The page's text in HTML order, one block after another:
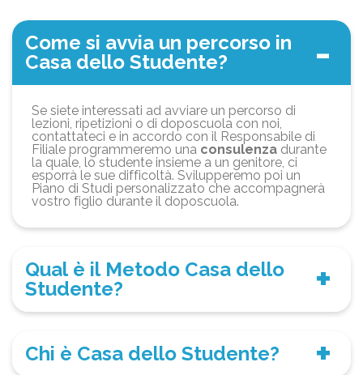
Come si avvia un percorso in
Casa dello Studente?
Se siete interessati ad avviare un percorso di
lezioni, ripetizioni o di doposcuola con noi,
contattateci e in accordo con il Responsabile di
Filiale programmeremo una consulenza durante
la quale, lo studente insieme a un genitore, ci
esporrà le sue difficoltà. Svilupperemo poi un
Piano di Studi personalizzato che accompagnerà
vostro figlio durante il doposcuola.
Qual è il Metodo Casa dello
Studente?
Chi è Casa dello Studente?